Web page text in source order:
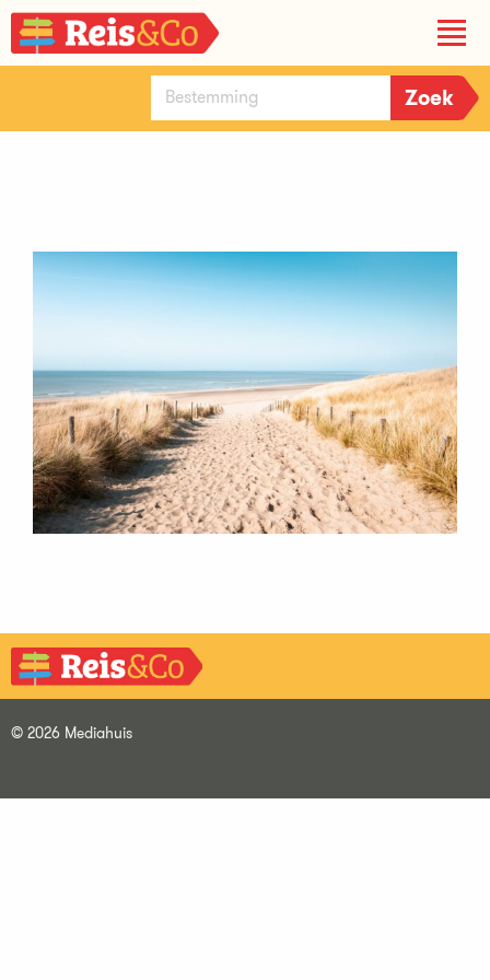
© 2026 Mediahuis